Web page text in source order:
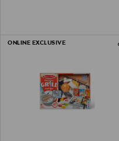
ONLINE EXCLUSIVE